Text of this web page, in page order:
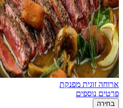
ארוחה זוגית מפנקת
פרטים נוספים
בחירה